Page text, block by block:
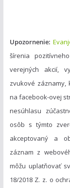
Upozornenie:
šírenia
verejných akcií,
zvukové
na facebook-ovej
nesúhlasu
osôb s týmto
akceptovaný a
záznam z
môžu uplatňovať
18/2018 Z. z. o